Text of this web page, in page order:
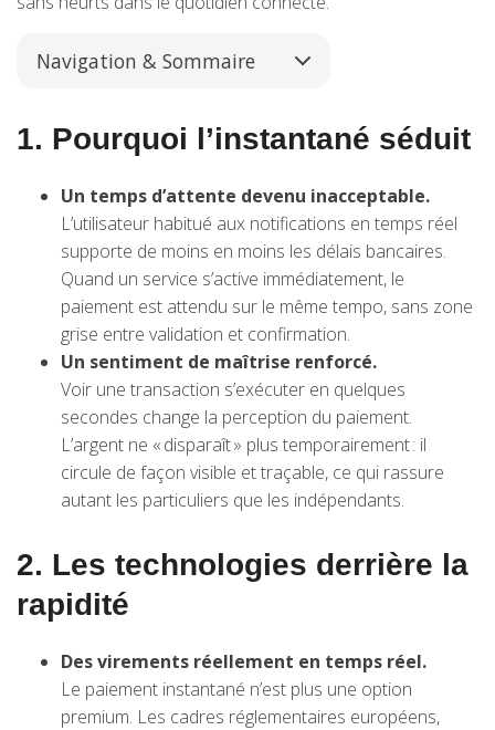
Navigation & Sommaire
1. Pourquoi l’instantané séduit
Un temps d’attente devenu inacceptable.
L’utilisateur habitué aux notifications en temps réel
supporte de moins en moins les délais bancaires.
Quand un service s’active immédiatement, le
paiement est attendu sur le même tempo, sans zone
grise entre validation et confirmation.
Un sentiment de maîtrise renforcé.
Voir une transaction s’exécuter en quelques
secondes change la perception du paiement.
L’argent ne « disparaît » plus temporairement : il
circule de façon visible et traçable, ce qui rassure
autant les particuliers que les indépendants.
2. Les technologies derrière la
rapidité
Des virements réellement en temps réel.
Le paiement instantané n’est plus une option
premium. Les cadres réglementaires européens,